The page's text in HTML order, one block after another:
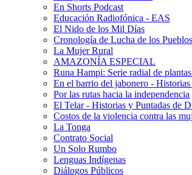
En Shorts Podcast
Educación Radiofónica - EAS
El Nido de los Mil Días
Cronología de Lucha de los
La Mujer Rural
AMAZONÍA ESPECIAL
Runa Hampi: Serie radial de
En el barrio del jabonero - Historias
Por las rutas hacia la independencia
El Telar - Historias y Puntadas de
Costos de la violencia contra las
La Tonga
Contrato Social
Un Solo Rumbo
Lenguas Indígenas
Diálogos Públicos